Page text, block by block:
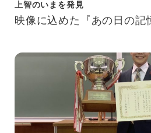
上智のいまを発見
映像に込めた『あの日の記